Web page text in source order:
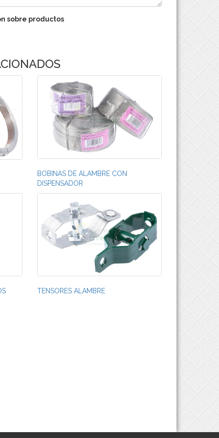
sobre productos
BOBINAS DE ALAMBRE CON
DISPENSADOR
TENSORES ALAMBRE